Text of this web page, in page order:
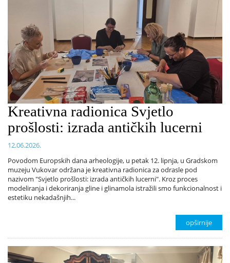
Kreativna radionica Svjetlo
prošlosti: izrada antičkih lucerni
12.06.2026.
Povodom Europskih dana arheologije, u petak 12. lipnja, u Gradskom
muzeju Vukovar održana je kreativna radionica za odrasle pod
nazivom "Svjetlo prošlosti: izrada antičkih lucerni". Kroz proces
modeliranja i dekoriranja gline i glinamola istražili smo funkcionalnost i
estetiku nekadašnjih...
opširnije